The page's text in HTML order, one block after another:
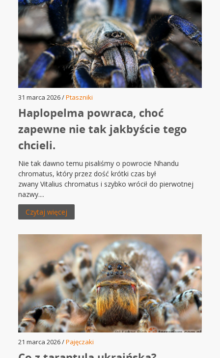
31 marca 2026 /Ptaszniki
Haplopelma powraca, choć
zapewne nie tak jakbyście tego
chcieli.
Nie tak dawno temu pisaliśmy o powrocie Nhandu
chromatus, który przez dość krótki czas był
zwany Vitalius chromatus i szybko wrócił do pierwotnej
nazwy....
Czytaj więcej
21 marca 2026 /Pajęczaki